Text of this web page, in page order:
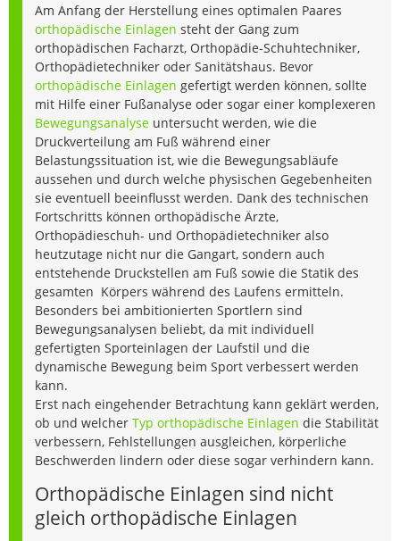
Am Anfang der Herstellung eines optimalen Paares
orthopädische Einlagen steht der Gang zum
orthopädischen Facharzt, Orthopädie-Schuhtechniker,
Orthopädietechniker oder Sanitätshaus. Bevor
orthopädische Einlagen gefertigt werden können, sollte
mit Hilfe einer Fußanalyse oder sogar einer komplexeren
Bewegungsanalyse untersucht werden, wie die
Druckverteilung am Fuß während einer
Belastungssituation ist, wie die Bewegungsabläufe
aussehen und durch welche physischen Gegebenheiten
sie eventuell beeinflusst werden. Dank des technischen
Fortschritts können orthopädische Ärzte,
Orthopädieschuh- und Orthopädietechniker also
heutzutage nicht nur die Gangart, sondern auch
entstehende Druckstellen am Fuß sowie die Statik des
gesamten Körpers während des Laufens ermitteln.
Besonders bei ambitionierten Sportlern sind
Bewegungsanalysen beliebt, da mit individuell
gefertigten Sporteinlagen der Laufstil und die
dynamische Bewegung beim Sport verbessert werden
kann.
Erst nach eingehender Betrachtung kann geklärt werden,
ob und welcher Typ orthopädische Einlagen die Stabilität
verbessern, Fehlstellungen ausgleichen, körperliche
Beschwerden lindern oder diese sogar verhindern kann.
Orthopädische Einlagen sind nicht
gleich orthopädische Einlagen